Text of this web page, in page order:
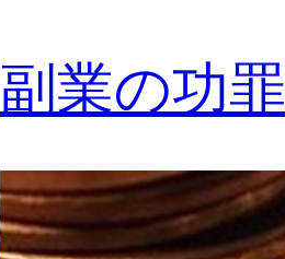
副業の功罪